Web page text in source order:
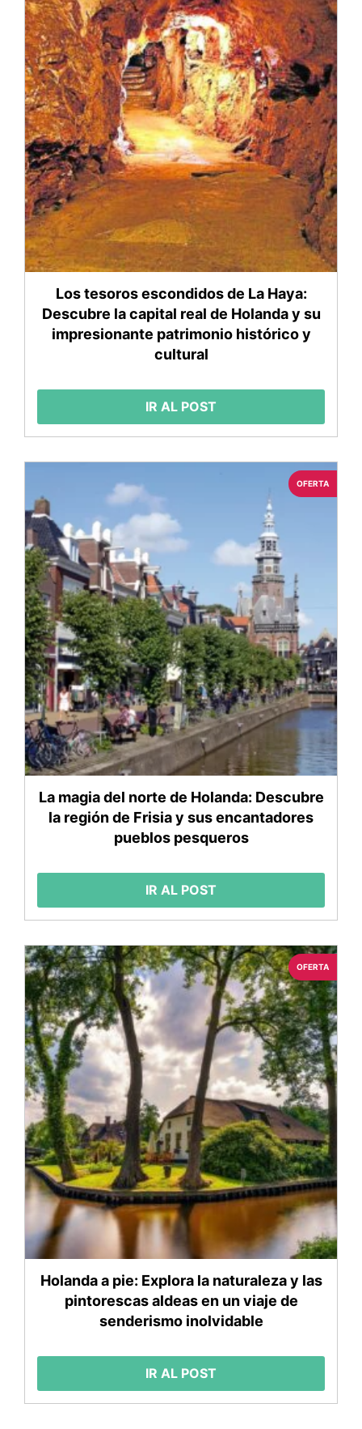
Los tesoros escondidos de La Haya:
Descubre la capital real de Holanda y su
impresionante patrimonio histórico y
cultural
IR AL POST
OFERTA
La magia del norte de Holanda: Descubre
la región de Frisia y sus encantadores
pueblos pesqueros
IR AL POST
OFERTA
Holanda a pie: Explora la naturaleza y las
pintorescas aldeas en un viaje de
senderismo inolvidable
IR AL POST